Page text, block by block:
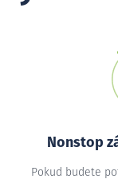
Nonstop
Pokud budete